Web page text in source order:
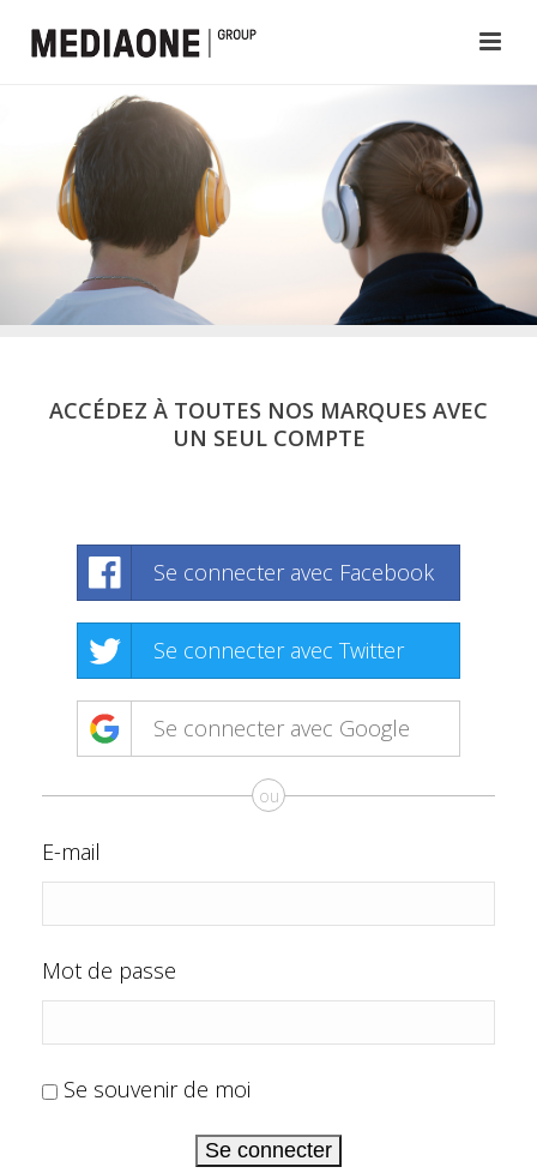
ACCÉDEZ À TOUTES NOS MARQUES AVEC
UN SEUL COMPTE
Se connecter avec Facebook
Se connecter avec Twitter
Se connecter avec Google
ou
E-mail
Mot de passe
Se souvenir de moi
Se connecter